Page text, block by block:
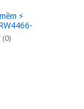
⚡️
(0)